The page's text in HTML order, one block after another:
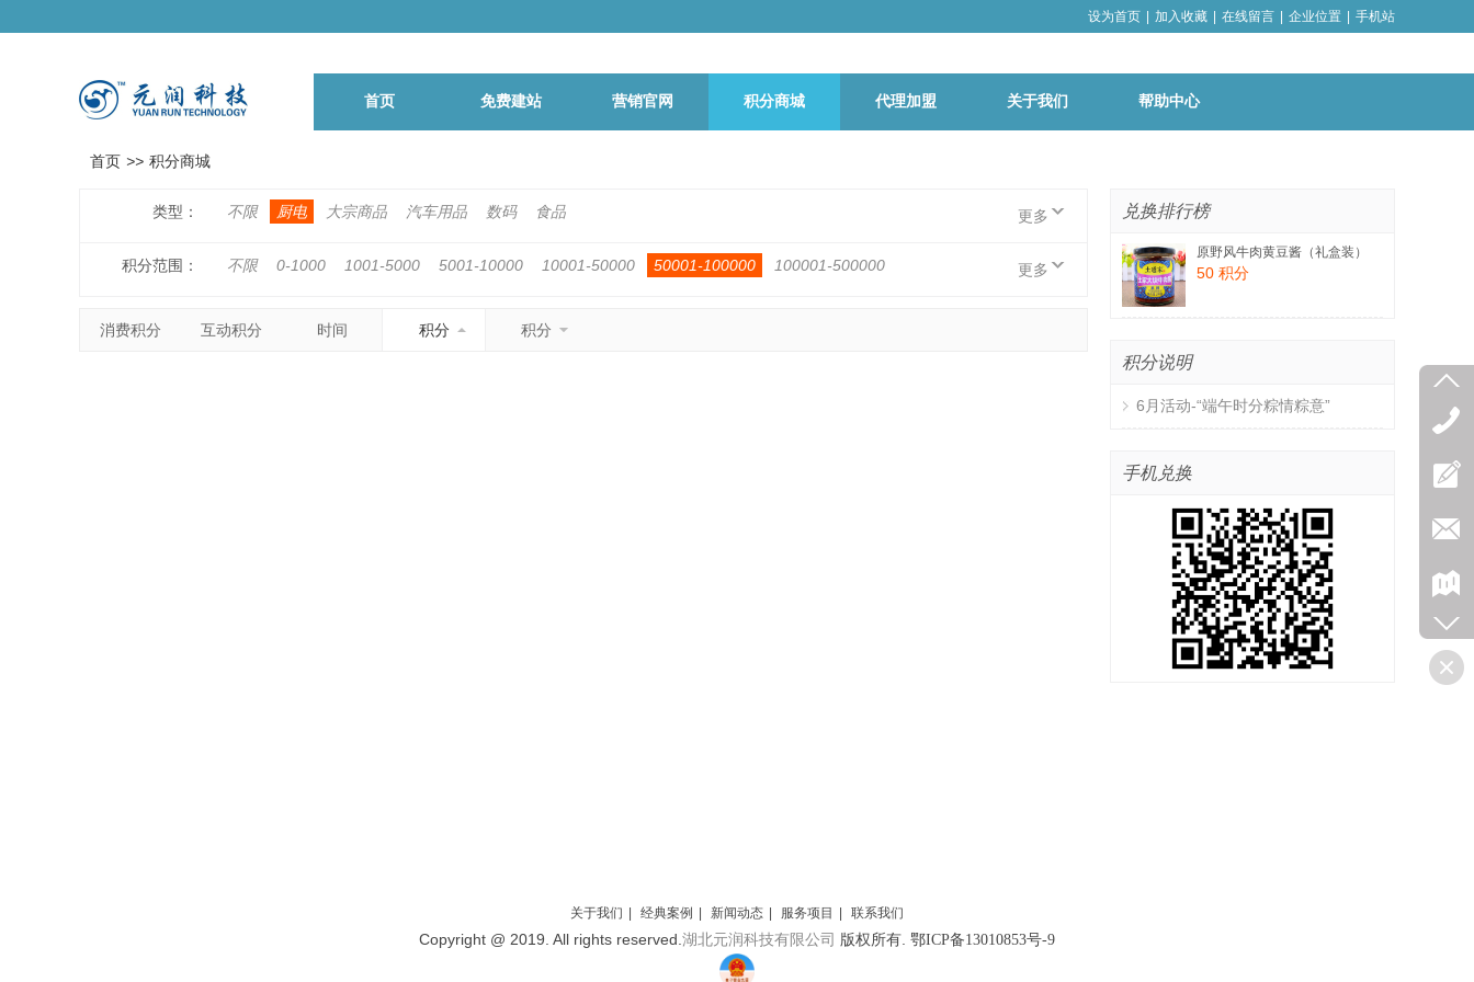
首页 免费建站 营销官网 积分商城 代理加盟 关于我们 帮助中心
设为首页 加入收藏 在线留言 企业位置 手机站
首页 >> 积分商城
类型： 不限 厨电 大宗商品 汽车用品 数码 食品 更多
积分范围： 不限 0-1000 1001-5000 5001-10000 10001-50000 50001-100000
100001-500000
更多
消费积分 互动积分 时间 积分 积分
兑换排行榜
原野风牛肉黄豆酱（礼盒装）
50 积分
积分说明
6月活动-“端午时分粽情粽意”
手机兑换
关于我们 经典案例 新闻动态 服务项目 联系我们
Copyright @ 2019. All rights reserved. 湖北元润科技有限公司 版权所有. 鄂ICP备13010853号-9